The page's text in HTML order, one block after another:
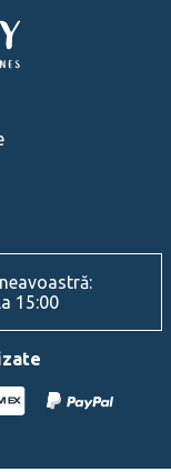
15:00